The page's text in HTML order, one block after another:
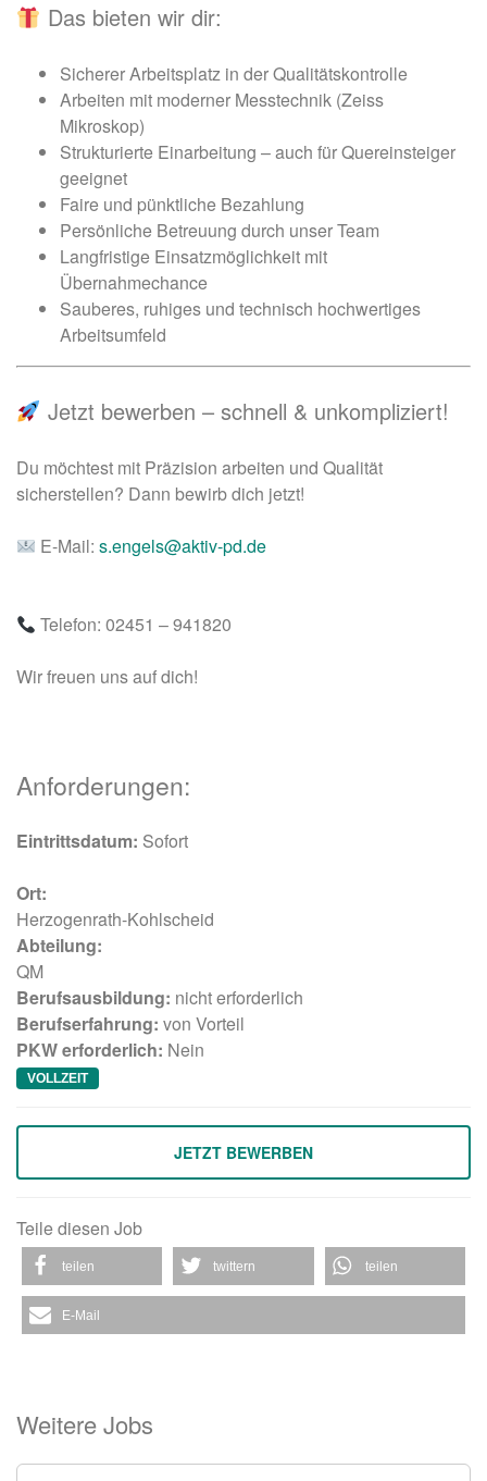
Das bieten wir dir:
Sicherer Arbeitsplatz in der Qualitätskontrolle
Arbeiten mit moderner Messtechnik (Zeiss
Mikroskop)
Strukturierte Einarbeitung – auch für Quereinsteiger
geeignet
Faire und pünktliche Bezahlung
Persönliche Betreuung durch unser Team
Langfristige Einsatzmöglichkeit mit
Übernahmechance
Sauberes, ruhiges und technisch hochwertiges
Arbeitsumfeld
Jetzt bewerben – schnell & unkompliziert!
Du möchtest mit Präzision arbeiten und Qualität
sicherstellen? Dann bewirb dich jetzt!
E-Mail:s.engels@aktiv-pd.de
Telefon: 02451 – 941820
Wir freuen uns auf dich!
Anforderungen:
Eintrittsdatum: Sofort
Ort:
Herzogenrath-Kohlscheid
Abteilung:
QM
Berufsausbildung: nicht erforderlich
Berufserfahrung: von Vorteil
PKW erforderlich: Nein
VOLLZEIT
Teile diesen Job
teilen twittern teilen
E-Mail
Weitere Jobs